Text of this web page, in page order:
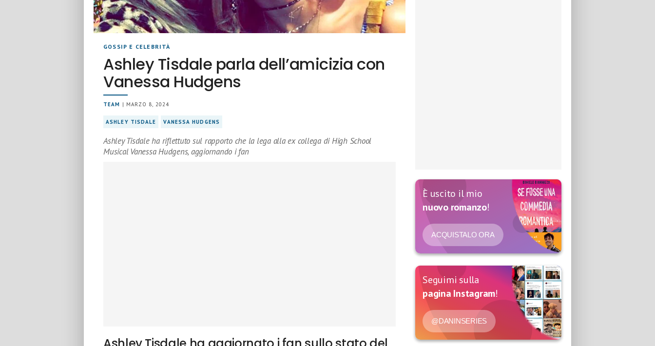
GOSSIP E CELEBRITÀ
Ashley Tisdale parla dell’amicizia con
Vanessa Hudgens
TEAM | MARZO 8, 2024
ASHLEY TISDALE VANESSA HUDGENS
Ashley Tisdale ha riflettuto sul rapporto che la lega alla ex collega di High School
Musical Vanessa Hudgens, aggiornando i fan
È uscito il mio
nuovo romanzo!
ACQUISTALO ORA
Seguimi sulla
pagina Instagram!
@DANINSERIES